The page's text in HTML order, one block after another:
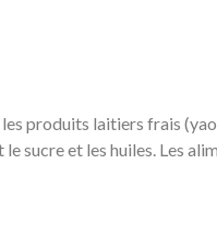
produits laitiers frais
sucre et les huiles. Les